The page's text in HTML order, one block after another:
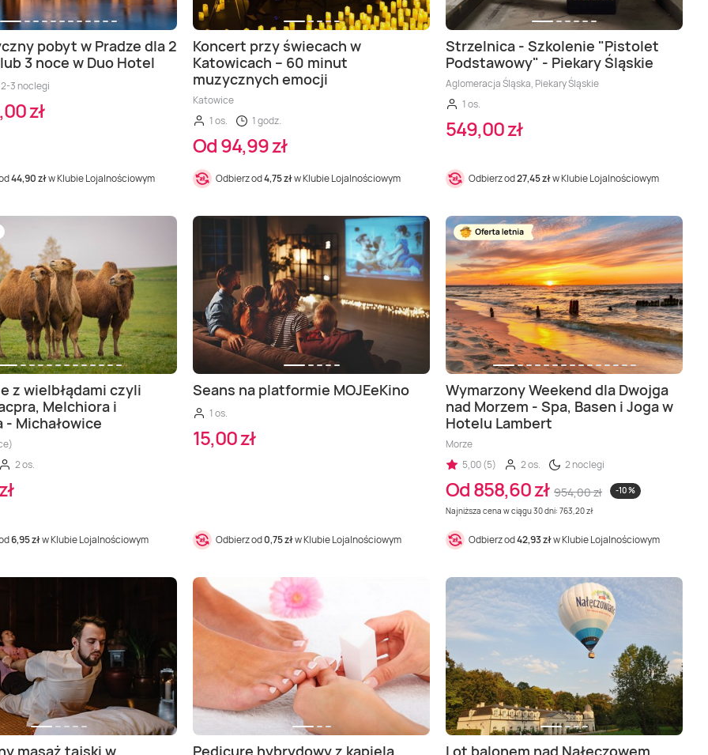
pobyt w Pradze dla 2
3 noce w Duo Hotel
2-3 noclegi
zł
44,90 złw Klubie Lojalnościowym
Koncert przy świecach w
Katowicach – 60 minut
muzycznych emocji
Katowice
1 os.
1 godz.
Od 94,99 zł
Odbierz od4,75 złw Klubie Lojalnościowym
Strzelnica - Szkolenie "Pistolet
Podstawowy" - Piekary Śląskie
Aglomeracja Śląska, Piekary Śląskie
1 os.
549,00 zł
Odbierz od27,45 złw Klubie Lojalnościowym
z wielbłądami czyli
Melchiora i
- Michałowice
2 os.
6,95 złw Klubie Lojalnościowym
Seans na platformie MOJEeKino
1 os.
15,00 zł
Odbierz od0,75 złw Klubie Lojalnościowym
Wymarzony Weekend dla Dwojga
nad Morzem - Spa, Basen i Joga w
Hotelu Lambert
Morze
5,00 (5)
2 os. 2 noclegi
Od 858,60 zł 954,00 zł
-10 %
Najniższa cena w ciągu 30 dni: 763,20 zł
Odbierz od42,93 złw Klubie Lojalnościowym
masaż tajski w Pedicure hybrydowy z kąpielą Lot balonem nad Nałęczowem